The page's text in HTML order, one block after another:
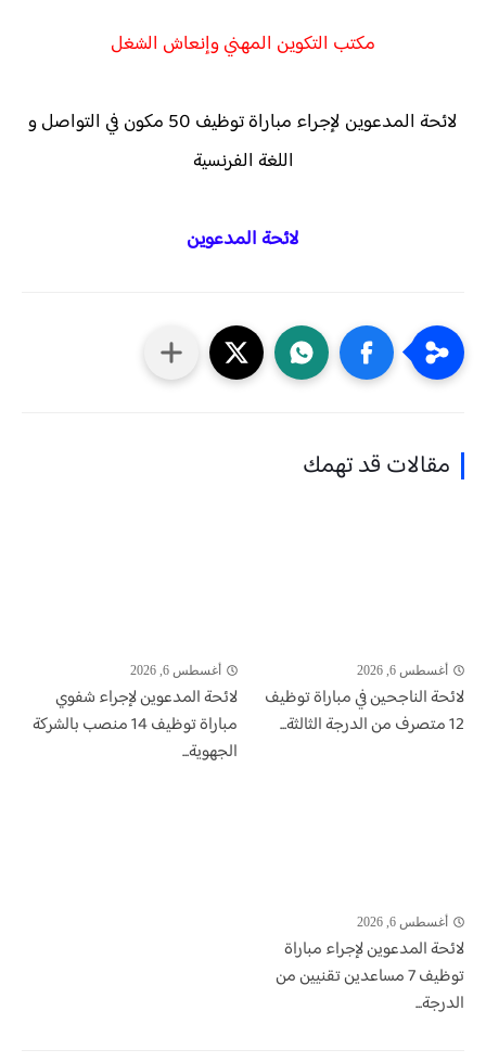
مكتب التكوين المهني وإنعاش الشغل
لائحة المدعوين لإجراء مباراة توظيف 50 مكون في التواصل و
اللغة الفرنسية
لائحة المدعوين
مقالات قد تهمك
أغسطس 6, 2026
لائحة الناجحين في مباراة توظيف
12 متصرف من الدرجة الثالثة...
أغسطس 6, 2026
لائحة المدعوين لإجراء شفوي
مباراة توظيف 14 منصب بالشركة
الجهوية...
أغسطس 6, 2026
لائحة المدعوين لإجراء مباراة
توظيف 7 مساعدين تقنيين من
الدرجة...